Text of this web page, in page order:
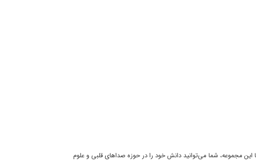
مجموعه، شما می‌توانید دانش خود را در حوزه صداهای قلبی و علوم